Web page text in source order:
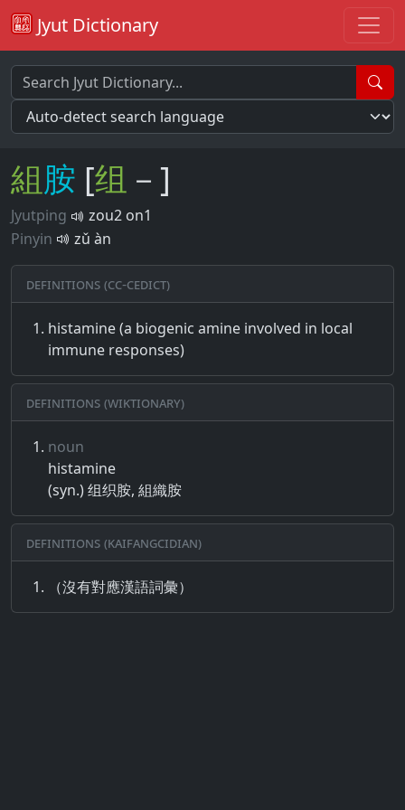
Jyut Dictionary
組胺 [组 －]
Jyutping
zou2 on1
Pinyin
zǔ àn
Definitions (CC-CEDICT)
histamine (a biogenic amine involved in local
immune responses)
Definitions (Wiktionary)
noun
histamine
(syn.) 组织胺, 組織胺
Definitions (Kaifangcidian)
（沒有對應漢語詞彙）